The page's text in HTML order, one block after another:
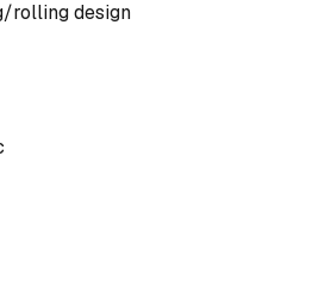
rolling design